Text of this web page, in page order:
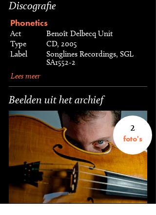
Discografie
Phonetics
Act
Benoît Delbecq Unit
Type
CD, 2005
Label
Songlines Recordings, SGL
SA1552-2
Lees meer
Beelden uit het archief
2
foto's